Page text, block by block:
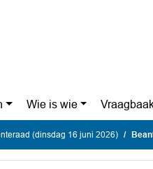
Wie is wie
(dinsdag 16 juni 2026)